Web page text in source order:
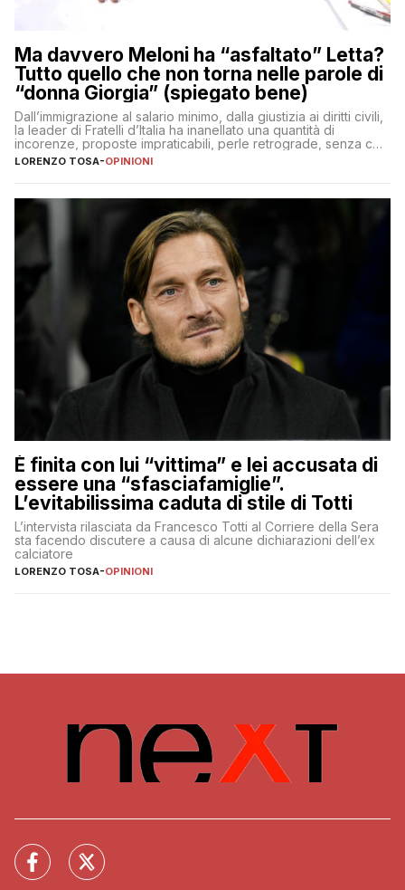
Ma davvero Meloni ha “asfaltato” Letta?
Tutto quello che non torna nelle parole di
“donna Giorgia” (spiegato bene)
Dall’immigrazione al salario minimo, dalla giustizia ai diritti civili,
la leader di Fratelli d’Italia ha inanellato una quantità di
incorenze, proposte impraticabili, perle retrograde, senza che
nessuno – a destra come a sinistra – glielo abbia fatto notare
LORENZO TOSA-OPINIONI
È finita con lui “vittima” e lei accusata di
essere una “sfasciafamiglie”.
L’evitabilissima caduta di stile di Totti
L’intervista rilasciata da Francesco Totti al Corriere della Sera
sta facendo discutere a causa di alcune dichiarazioni dell’ex
calciatore
LORENZO TOSA-OPINIONI